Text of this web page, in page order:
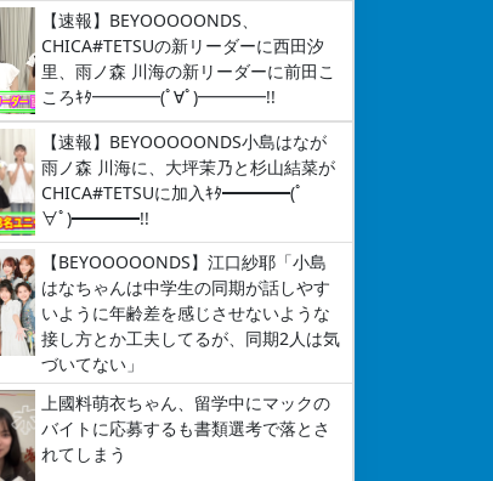
【速報】BEYOOOOONDS、
CHICA#TETSUの新リーダーに西田汐
里、雨ノ森 川海の新リーダーに前田こ
ころｷﾀ━━━━(ﾟ∀ﾟ)━━━━!!
【速報】BEYOOOOONDS小島はなが
雨ノ森 川海に、大坪茉乃と杉山結菜が
CHICA#TETSUに加入ｷﾀ━━━━(ﾟ
∀ﾟ)━━━━!!
【BEYOOOOONDS】江口紗耶「小島
はなちゃんは中学生の同期が話しやす
いように年齢差を感じさせないような
接し方とか工夫してるが、同期2人は気
づいてない」
上國料萌衣ちゃん、留学中にマックの
バイトに応募するも書類選考で落とさ
れてしまう